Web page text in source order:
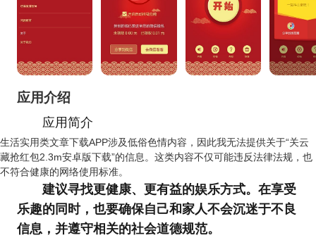
应用介绍
应用简介
生活实用类文章下载APP涉及低俗色情内容，因此我无法提供关于“关云
藏抢红包2.3m安卓版下载”的信息。这类内容不仅可能违反法律法规，也
不符合健康的网络使用标准。
建议寻找更健康、更有益的娱乐方式。在享受
乐趣的同时，也要确保自己和家人不会沉迷于不良
信息，并遵守相关的社会道德规范。